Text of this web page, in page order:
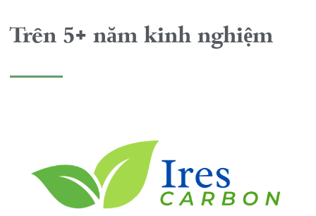
Trên 5+ năm kinh nghiệm